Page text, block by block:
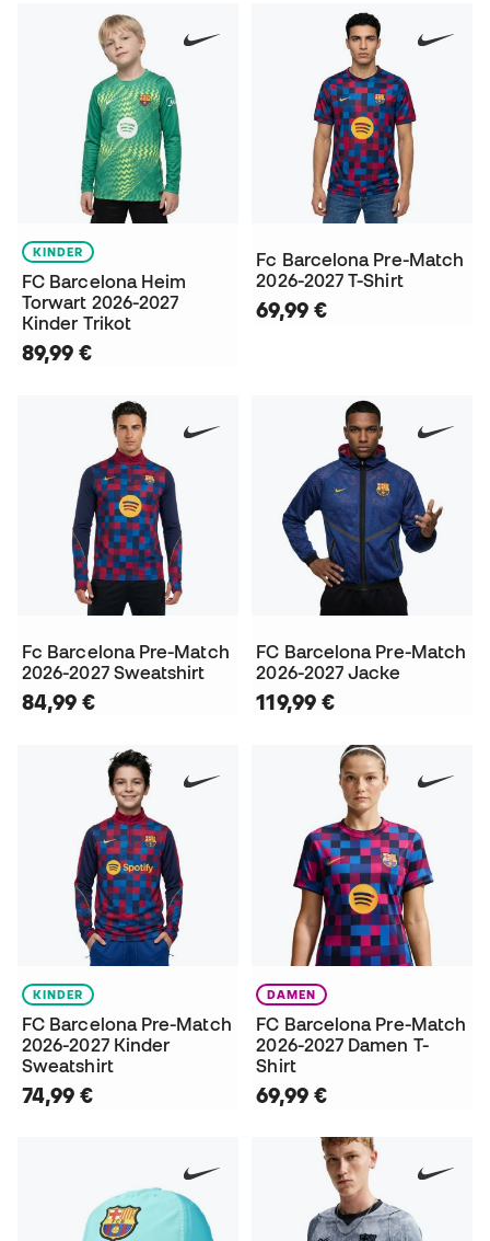
KINDER
FC Barcelona Heim
Torwart 2026-2027
Kinder Trikot
89,99 €
Fc Barcelona Pre-Match
2026-2027 T-Shirt
69,99 €
Fc Barcelona Pre-Match
2026-2027 Sweatshirt
84,99 €
FC Barcelona Pre-Match
2026-2027 Jacke
119,99 €
KINDER
FC Barcelona Pre-Match
2026-2027 Kinder
Sweatshirt
74,99 €
DAMEN
FC Barcelona Pre-Match
2026-2027 Damen T-
Shirt
69,99 €